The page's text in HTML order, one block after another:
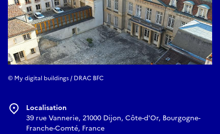
© My digital buildings / DRAC BFC
Localisation
39 rue Vannerie, 21000 Dijon, Côte-d'Or, Bourgogne-
Franche-Comté, France